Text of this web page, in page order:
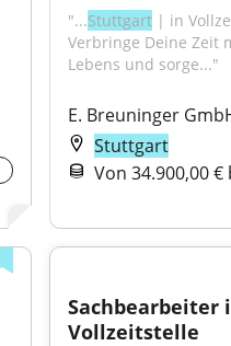
"...Stuttgart | in
Verbringe Deine Zeit
Lebens und sorge..."
E. Breuninger
Stuttgart
Von 34.900,00 €
Sachbearbeiter
Vollzeitstelle